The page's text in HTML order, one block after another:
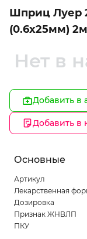
1Шприц Луер
(0.6х25мм)
Нет в
Добавить в
Добавить в
Основные
Артикул
Лекарственная
Дозировка
Признак ЖНВЛП
ПКУ